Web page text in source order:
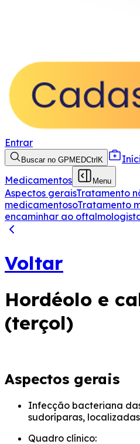
Entrar
Buscar no GPMEDCtrl K
Medicamentos
Menu
Aspectos geraisTratamento
medicamentosoTratamento
encaminhar ao
Voltar
Hordéolo e
(terçol)
Aspectos gerais
Infecção bacteriana
sudoríparas,
Quadro clínico: